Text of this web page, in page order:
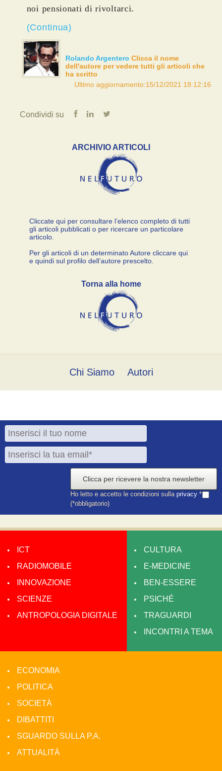
noi pensionati di rivoltarci.
(Continua)
Rolando Argentero Clicca il nome
dell'autore per vedere tutti gli articoli che
ha scritto
Ultimo aggiornamento:15/12/2021 18:12:16
Condividi su
ARCHIVIO ARTICOLI
Cliccate qui per consultare l’elenco completo di tutti
gli articoli pubblicati o per ricercare un particolare
articolo.
Per gli articoli di un determinato Autore cliccare qui
e quindi sul profilo dell’autore prescelto.
Torna alla home
Chi Siamo Autori
Clicca per ricevere la nostra newsletter
Ho letto e accetto le condizioni sulla privacy *
(*obbligatorio)
ICT
RADIOMOBILE
INNOVAZIONE
SCIENZE
ANTROPOLOGIA DIGITALE
CULTURA
E-MEDICINE
BEN-ESSERE
PSICHÉ
TRAGUARDI
INCONTRI A TEMA
ECONOMIA
POLITICA
SOCIETÀ
DIBATTITI
SGUARDO SULLA P.A.
ATTUALITÀ